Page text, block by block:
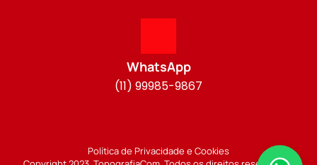
WhatsApp
(11) 99985-9867
Política de Privacidade e Cookies